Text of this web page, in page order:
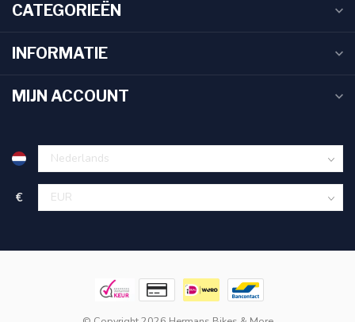
CATEGORIEËN
INFORMATIE
MIJN ACCOUNT
€